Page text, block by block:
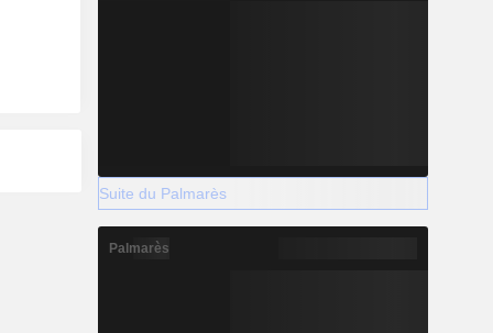
Suite du Palmarès
Palmarès